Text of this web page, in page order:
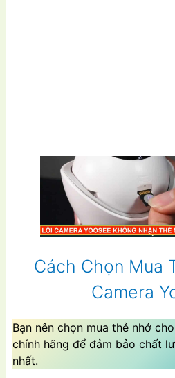
Cách Chọn Mua
Camera
Bạn nên chọn mua thẻ nhớ
chính hãng để đảm bảo chất
nhất.